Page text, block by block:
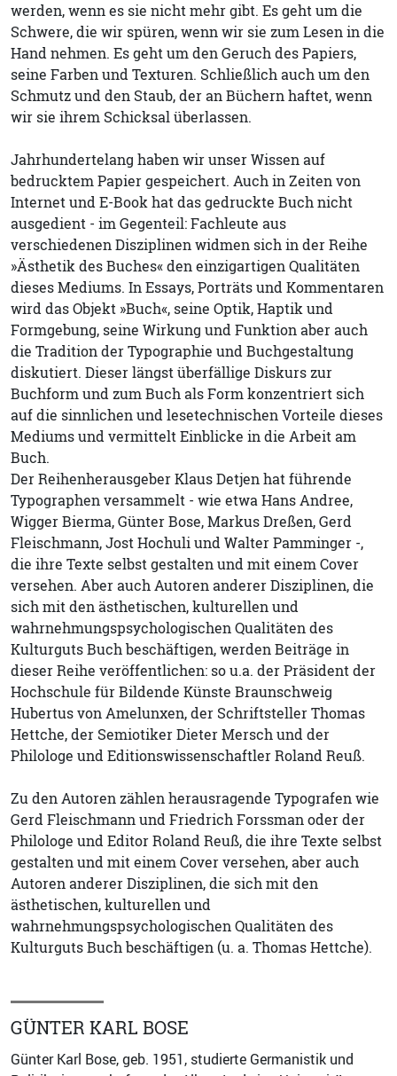
werden, wenn es sie nicht mehr gibt. Es geht um die
Schwere, die wir spüren, wenn wir sie zum Lesen in die
Hand nehmen. Es geht um den Geruch des Papiers,
seine Farben und Texturen. Schließlich auch um den
Schmutz und den Staub, der an Büchern haftet, wenn
wir sie ihrem Schicksal überlassen.
Jahrhundertelang haben wir unser Wissen auf
bedrucktem Papier gespeichert. Auch in Zeiten von
Internet und E-Book hat das gedruckte Buch nicht
ausgedient - im Gegenteil: Fachleute aus
verschiedenen Disziplinen widmen sich in der Reihe
»Ästhetik des Buches« den einzigartigen Qualitäten
dieses Mediums. In Essays, Porträts und Kommentaren
wird das Objekt »Buch«, seine Optik, Haptik und
Formgebung, seine Wirkung und Funktion aber auch
die Tradition der Typographie und Buchgestaltung
diskutiert. Dieser längst überfällige Diskurs zur
Buchform und zum Buch als Form konzentriert sich
auf die sinnlichen und lesetechnischen Vorteile dieses
Mediums und vermittelt Einblicke in die Arbeit am
Buch.
Der Reihenherausgeber Klaus Detjen hat führende
Typographen versammelt - wie etwa Hans Andree,
Wigger Bierma, Günter Bose, Markus Dreßen, Gerd
Fleischmann, Jost Hochuli und Walter Pamminger -,
die ihre Texte selbst gestalten und mit einem Cover
versehen. Aber auch Autoren anderer Disziplinen, die
sich mit den ästhetischen, kulturellen und
wahrnehmungspsychologischen Qualitäten des
Kulturguts Buch beschäftigen, werden Beiträge in
dieser Reihe veröffentlichen: so u.a. der Präsident der
Hochschule für Bildende Künste Braunschweig
Hubertus von Amelunxen, der Schriftsteller Thomas
Hettche, der Semiotiker Dieter Mersch und der
Philologe und Editionswissenschaftler Roland Reuß.
Zu den Autoren zählen herausragende Typografen wie
Gerd Fleischmann und Friedrich Forssman oder der
Philologe und Editor Roland Reuß, die ihre Texte selbst
gestalten und mit einem Cover versehen, aber auch
Autoren anderer Disziplinen, die sich mit den
ästhetischen, kulturellen und
wahrnehmungspsychologischen Qualitäten des
Kulturguts Buch beschäftigen (u. a. Thomas Hettche).
GÜNTER KARL BOSE
Günter Karl Bose, geb. 1951, studierte Germanistik und